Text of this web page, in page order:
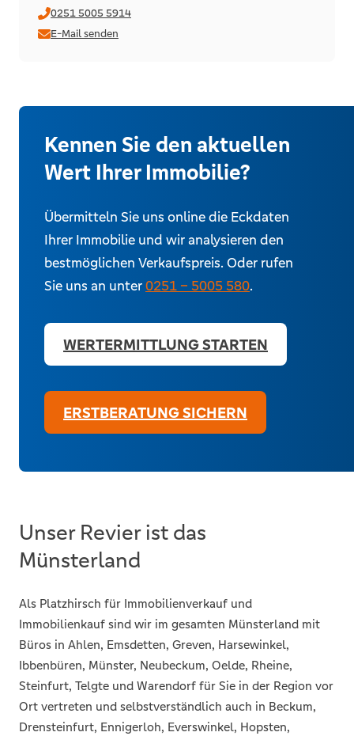
0251 5005 5914
E-Mail senden
Kennen Sie den aktuellen
Wert Ihrer Immobilie?
Übermitteln Sie uns online die Eckdaten
Ihrer Immobilie und wir analysieren den
bestmöglichen Verkaufspreis. Oder rufen
Sie uns an unter0251 – 5005 580.
WERTERMITTLUNG STARTEN
ERSTBERATUNG SICHERN
Unser Revier ist das
Münsterland
Als Platzhirsch für Immobilienverkauf und
Immobilienkauf sind wir im gesamten Münsterland mit
Büros in Ahlen, Emsdetten, Greven, Harsewinkel,
Ibbenbüren, Münster, Neubeckum, Oelde, Rheine,
Steinfurt, Telgte und Warendorf für Sie in der Region vor
Ort vertreten und selbstverständlich auch in Beckum,
Drensteinfurt, Ennigerloh, Everswinkel, Hopsten,